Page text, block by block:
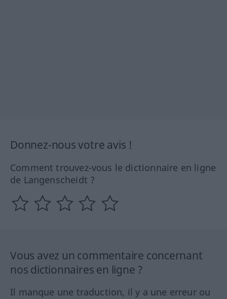
Donnez-nous votre avis !
Comment trouvez-vous le dictionnaire en ligne
de Langenscheidt ?
Vous avez un commentaire concernant
nos dictionnaires en ligne ?
Il manque une traduction, il y a une erreur ou